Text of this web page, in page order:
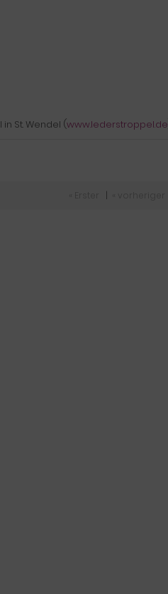
St. Wendel (www.lederstroppel.de